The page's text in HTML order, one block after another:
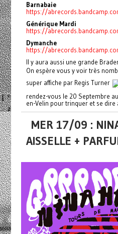
Barnabaie
https://
Générique Mardi
https://
Dymanche
https://
Il y aura aussi une grande
On espère vous y voir très
super affiche par Regis Turner
rendez-vous le 20 Septembre
en-Velin pour trinquer et se dire
MER 17/09 :
AISSELLE +